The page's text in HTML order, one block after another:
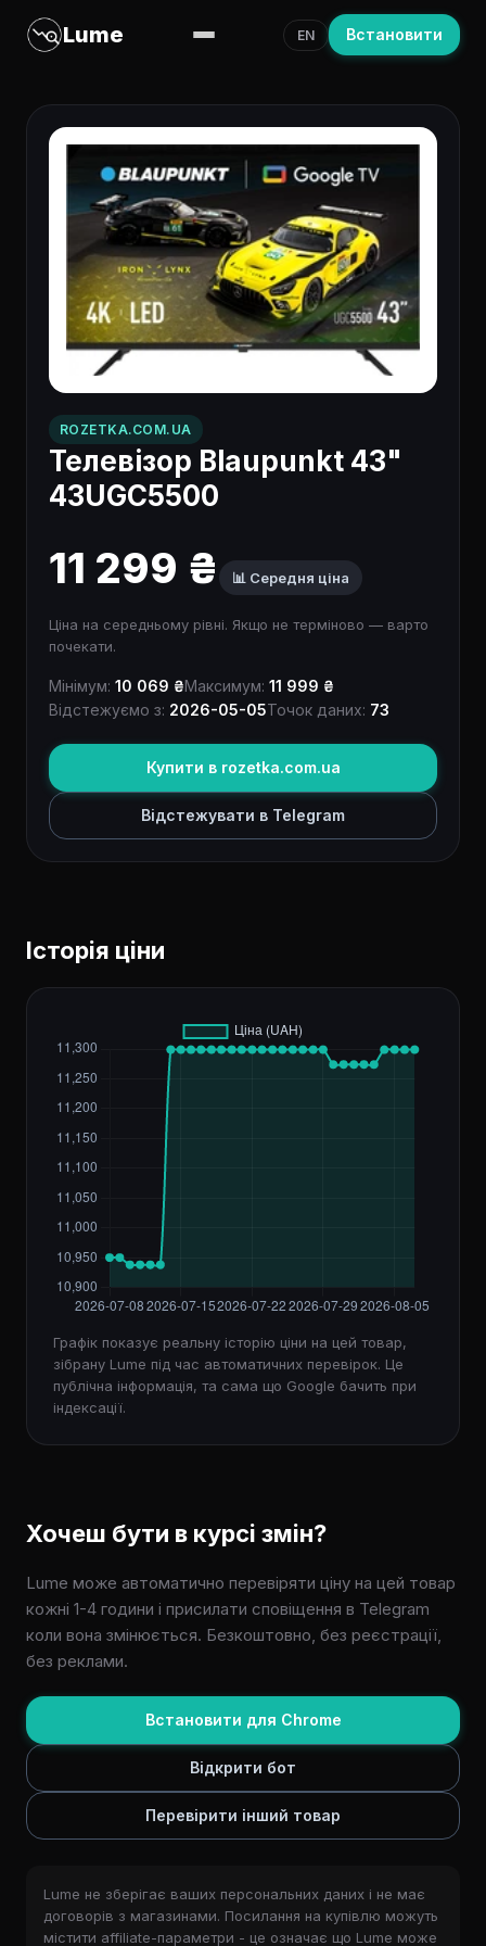
Lume EN Встановити
ROZETKA.COM.UA
Телевізор Blaupunkt 43"
43UGC5500
11 299 ₴ 📊 Середня ціна
Ціна на середньому рівні. Якщо не терміново — варто
почекати.
Мінімум: 10 069 ₴Максимум: 11 999 ₴
Відстежуємо з: 2026-05-05Точок даних: 73
Купити в rozetka.com.ua
Відстежувати в Telegram
Історія ціни
Графік показує реальну історію ціни на цей товар,
зібрану Lume під час автоматичних перевірок. Це
публічна інформація, та сама що Google бачить при
індексації.
Хочеш бути в курсі змін?
Lume може автоматично перевіряти ціну на цей товар
кожні 1-4 години і присилати сповіщення в Telegram
коли вона змінюється. Безкоштовно, без реєстрації,
без реклами.
Встановити для Chrome
Відкрити бот
Перевірити інший товар
Lume не зберігає ваших персональних даних і не має
договорів з магазинами. Посилання на купівлю можуть
містити affiliate-параметри - це означає що Lume може